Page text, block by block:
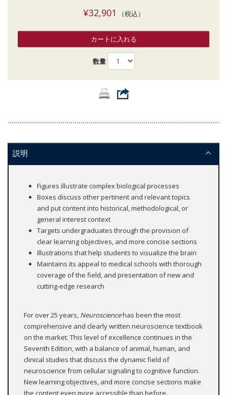
¥32,901 （税込）
カートに入れる
数量
説明
Figures illustrate complex biological processes
Boxes discuss other pertinent and relevant topics
and put content into historical, methodological, or
general interest context
Targets undergraduates through the provision of
clear learning objectives, and more concise sections
Illustrations that help students to visualize the brain
Maintains its appeal to medical schools with thorough
coverage of the field, and presentation of new and
cutting-edge research
For over 25 years, Neurosciencehas been the most
comprehensive and clearly written neuroscience textbook
on the market. This level of excellence continues in the
Seventh Edition, with a balance of animal, human, and
clinical studies that discuss the dynamic field of
neuroscience from cellular signaling to cognitive function.
New learning objectives, and more concise sections make